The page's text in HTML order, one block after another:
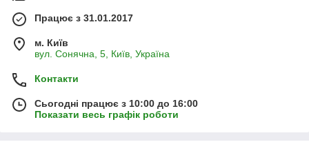
Працює з 31.01.2017
м. Київ
вул. Сонячна, 5, Київ, Україна
Контакти
Сьогодні працює з 10:00 до 16:00
Показати весь графік роботи